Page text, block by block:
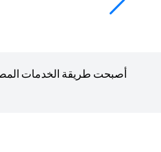
أصبحت طريقة الخدمات